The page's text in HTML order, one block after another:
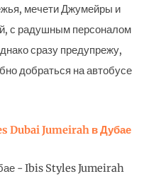
мечети Джумейры и
с радушным персоналом
сразу предупрежу,
добраться на автобусе
Dubai Jumeirah в Дубае